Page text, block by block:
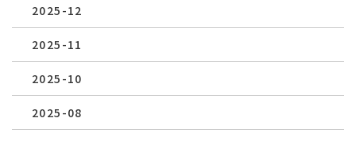
2025-12
2025-11
2025-10
2025-08